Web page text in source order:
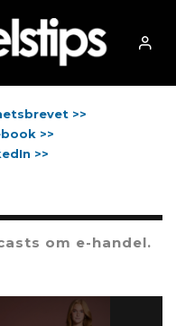
>>
>>
>>
om e-handel.